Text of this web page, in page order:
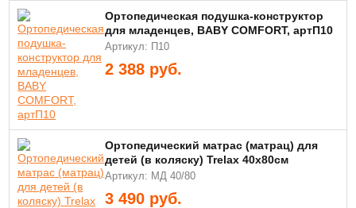
Ортопедическая подушка-конструктор
для младенцев, BABY COMFORT, артП10
Артикул: П10
2 388 руб.
Ортопедический матрас (матрац) для
детей (в коляску) Trelax 40х80см
Артикул: МД 40/80
3 490 руб.